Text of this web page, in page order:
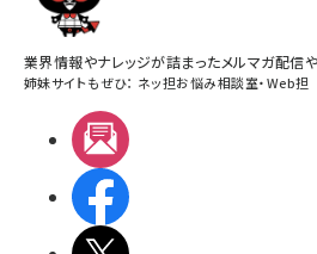
業界情報やナレッジが詰まったメルマガ配信や
姉妹サイトもぜひ： ネッ担お悩み相談室・Web担